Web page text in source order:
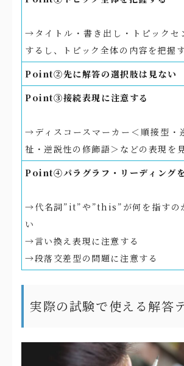
→タイトル・書き出し・トピックセ
するし、トピック全体の内容を把握
Point②先に解答の選択肢は見ない
Point③接続表現に注意する
→ディスコースマーカー＜順接型・
祉・逆説性の修飾語＞などの表現を
Point④パラグラフ・リーディング
→代名詞”it”や”this”が何を指すの
い
→言い換え表現に注意する
→段落交差型の問題に注意する
実際の試験で使える解答